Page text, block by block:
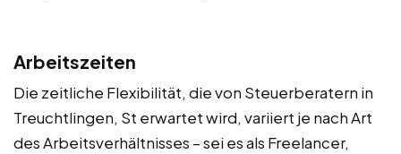
Arbeitszeiten
Die zeitliche Flexibilität, die von Steuerberatern in
Treuchtlingen, St erwartet wird, variiert je nach Art
des Arbeitsverhältnisses – sei es als Freelancer,